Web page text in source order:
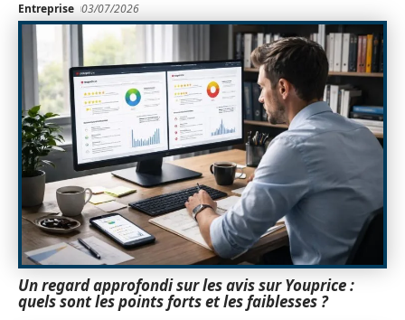
Entreprise 03/07/2026
Un regard approfondi sur les avis sur Youprice :
quels sont les points forts et les faiblesses ?